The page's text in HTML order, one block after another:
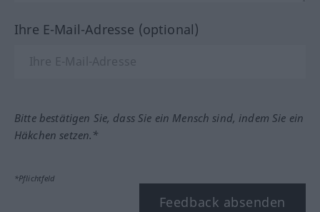
Ihre E-Mail-Adresse (optional)
Bitte bestätigen Sie, dass Sie ein Mensch sind, indem Sie ein
Häkchen setzen.*
*Pflichtfeld
Feedback absenden